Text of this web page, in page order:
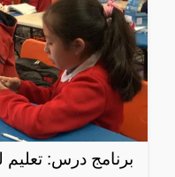
برنامج درس: تعليم